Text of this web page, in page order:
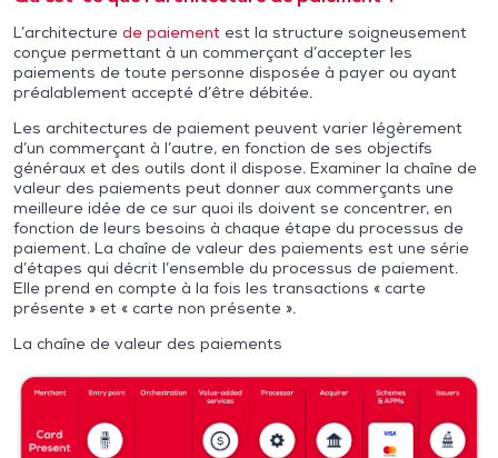
L’architecture de paiement est la structure soigneusement
conçue permettant à un commerçant d’accepter les
paiements de toute personne disposée à payer ou ayant
préalablement accepté d’être débitée.
Les architectures de paiement peuvent varier légèrement
d’un commerçant à l’autre, en fonction de ses objectifs
généraux et des outils dont il dispose. Examiner la chaîne de
valeur des paiements peut donner aux commerçants une
meilleure idée de ce sur quoi ils doivent se concentrer, en
fonction de leurs besoins à chaque étape du processus de
paiement. La chaîne de valeur des paiements est une série
d’étapes qui décrit l’ensemble du processus de paiement.
Elle prend en compte à la fois les transactions « carte
présente » et « carte non présente ».
La chaîne de valeur des paiements